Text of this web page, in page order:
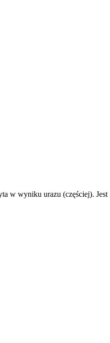
w wyniku urazu (częściej). Jest